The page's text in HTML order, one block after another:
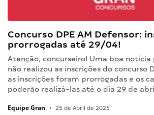
Concurso DPE AM Defensor:
prorrogadas até 29/04!
Atenção, concurseiro! Uma boa
não realizou as inscrições do concurso
as inscrições foram prorrogadas e os
poderão realizá-las até o dia 29 de
Equipe Gran • 25 de Abril de 2025